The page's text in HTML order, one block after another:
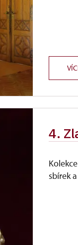
4.
sbírek